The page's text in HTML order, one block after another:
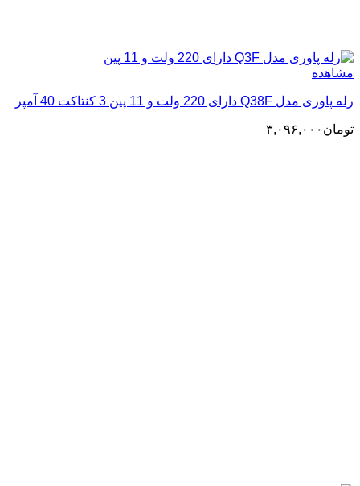
مشاهده
رله پاوری مدل Q38F دارای 220 ولت و 11 پین 3 کنتاکت 40 آمپر
تومان ۳,۰۹۶,۰۰۰